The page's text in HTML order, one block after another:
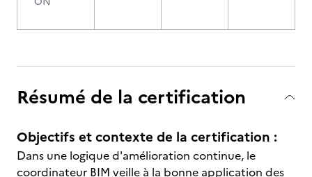
Résumé de la certification
Objectifs et contexte de la certification :
Dans une logique d'amélioration continue, le
coordinateur BIM veille à la bonne application des